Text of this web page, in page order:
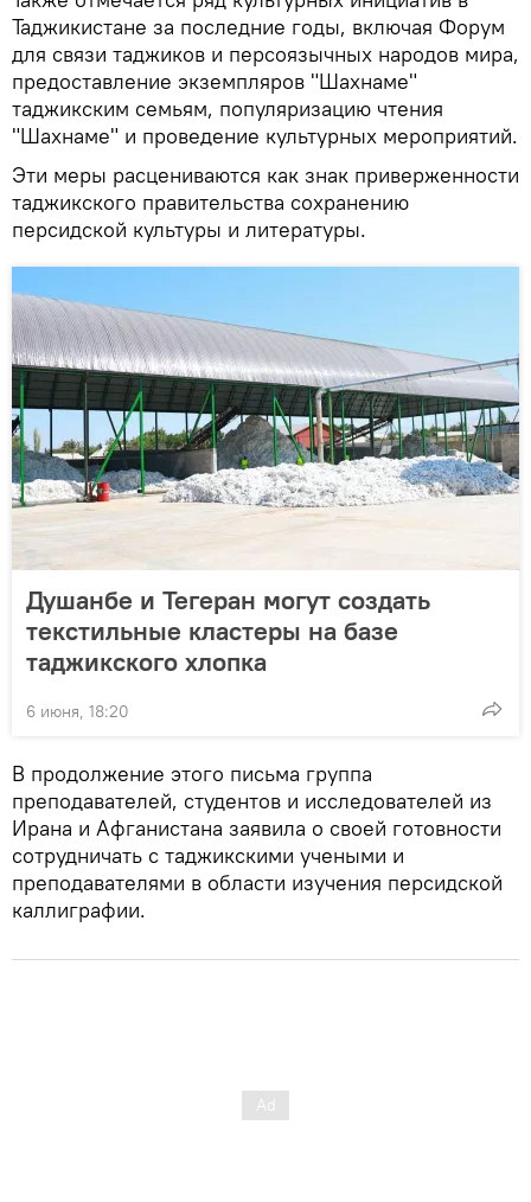
Таджикистане за последние годы, включая Форум
для связи таджиков и персоязычных народов мира,
предоставление экземпляров "Шахнаме"
таджикским семьям, популяризацию чтения
"Шахнаме" и проведение культурных мероприятий.
Эти меры расцениваются как знак приверженности
таджикского правительства сохранению
персидской культуры и литературы.
Душанбе и Тегеран могут создать
текстильные кластеры на базе
таджикского хлопка
6 июня, 18:20
В продолжение этого письма группа
преподавателей, студентов и исследователей из
Ирана и Афганистана заявила о своей готовности
сотрудничать с таджикскими учеными и
преподавателями в области изучения персидской
каллиграфии.